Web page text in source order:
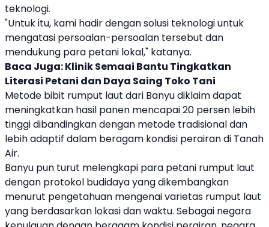
teknologi.
"Untuk itu, kami hadir dengan solusi teknologi untuk
mengatasi persoalan-persoalan tersebut dan
mendukung para petani lokal," katanya.
Baca Juga:Klinik Semaai Bantu Tingkatkan
Literasi Petani dan Daya Saing Toko Tani
Metode bibit rumput laut dari Banyudiklaim dapat
meningkatkan hasil panen mencapai 20 persen lebih
tinggi dibandingkan dengan metode tradisional dan
lebih adaptif dalam beragam kondisi perairan di Tanah
Air.
Banyu pun turut melengkapi para petani rumput laut
dengan protokol budidaya yang dikembangkan
menurut pengetahuan mengenai varietas rumput laut
yang berdasarkan lokasi dan waktu. Sebagai negara